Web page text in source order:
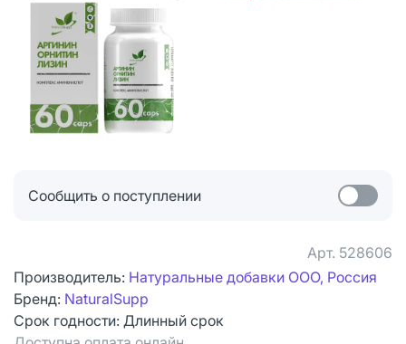
Сообщить о поступлении
Арт. 528606
Производитель: Натуральные добавки ООО, Россия
Бренд: NaturalSupp
Срок годности: Длинный срок